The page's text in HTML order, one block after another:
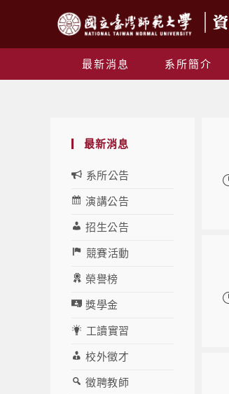
最新消息 系所簡介
最新消息
系所公告
演講公告
招生公告
競賽活動
榮譽榜
獎學金
工讀實習
校外徵才
徵聘教師